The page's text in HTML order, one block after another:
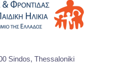
Sindos, Thessaloniki